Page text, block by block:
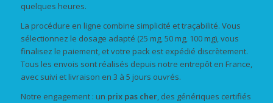
quelques heures.
La procédure en ligne combine simplicité et traçabilité. Vous
sélectionnez le dosage adapté (25 mg, 50 mg, 100 mg), vous
finalisez le paiement, et votre pack est expédié discrètement.
Tous les envois sont réalisés depuis notre entrepôt en France,
avec suivi et livraison en 3 à 5 jours ouvrés.
Notre engagement : un prix pas cher, des génériques certifiés